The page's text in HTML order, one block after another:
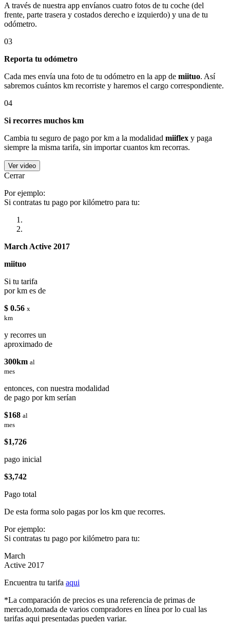
A través de nuestra app envíanos cuatro fotos de tu coche (del
frente, parte trasera y costados derecho e izquierdo) y una de tu
odómetro.
03
Reporta tu odómetro
Cada mes envía una foto de tu odómetro en la app de miituo. Así
sabremos cuántos km recorriste y haremos el cargo correspondiente.
04
Si recorres muchos km
Cambia tu seguro de pago por km a la modalidad miiflex y paga
siempre la misma tarifa, sin importar cuantos km recorras.
Ver video
Cerrar
Por ejemplo:
Si contratas tu pago por kilómetro para tu:
March Active 2017
miituo
Si tu tarifa
por km es de
$ 0.56 x
km
y recorres un
aproximado de
300km al
mes
entonces, con nuestra modalidad
de pago por km serían
$168 al
mes
$1,726
pago inicial
$3,742
Pago total
De esta forma solo pagas por los km que recorres.
Por ejemplo:
Si contratas tu pago por kilómetro para tu:
March
Active 2017
Encuentra tu tarifa aqui
*La comparación de precios es una referencia de primas de
mercado,tomada de varios compradores en línea por lo cual las
tarifas aqui presentadas pueden variar.